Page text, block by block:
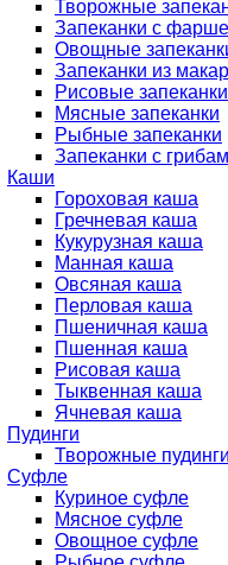
Творожные
Запеканки с
Овощные
Запеканки из
Рисовые запеканки
Мясные запеканки
Рыбные запеканки
Запеканки с
Каши
Гороховая каша
Гречневая каша
Кукурузная каша
Манная каша
Овсяная каша
Перловая каша
Пшеничная каша
Пшенная каша
Рисовая каша
Тыквенная каша
Ячневая каша
Пудинги
Творожные пудинги
Суфле
Куриное суфле
Мясное суфле
Овощное суфле